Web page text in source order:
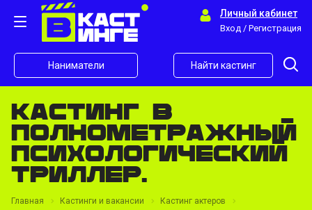
Личный кабинет
Вход / Регистрация
Наниматели Найти кастинг
Кастинг в
полнометражный
психологический
триллер.
Главная Кастинги и вакансии
Кастинг актеров